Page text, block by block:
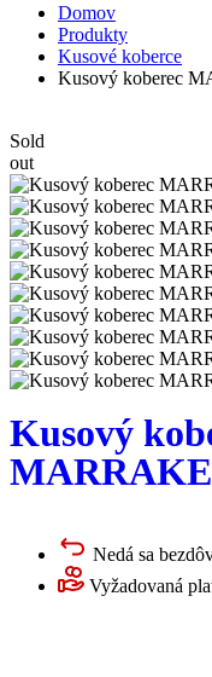
Domov
Produkty
Kusové koberce
Kusový koberec
Sold
out
Kusový
Nedá sa
Vyžadovaná